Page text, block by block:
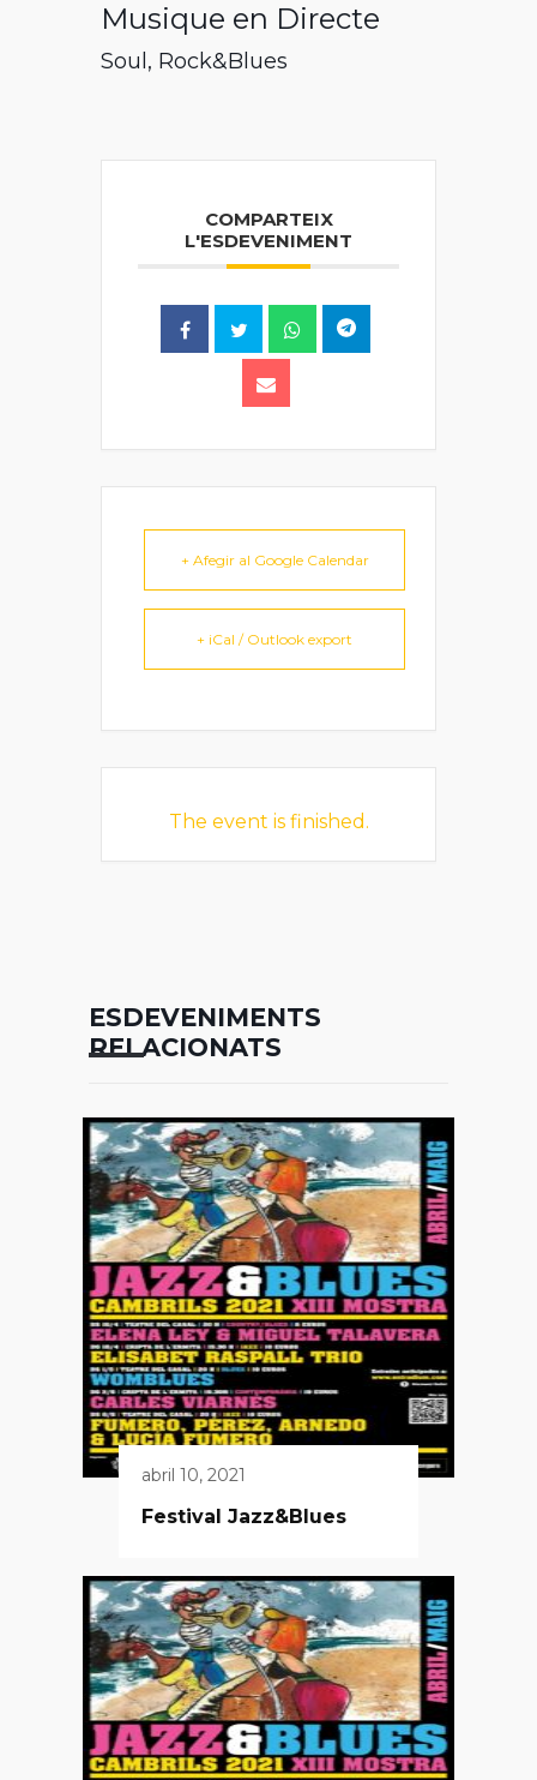
Musique en Directe
Soul, Rock&Blues
COMPARTEIX
L'ESDEVENIMENT
+ Afegir al Google Calendar
+ iCal / Outlook export
The event is finished.
ESDEVENIMENTS
RELACIONATS
abril 10, 2021
Festival Jazz&Blues